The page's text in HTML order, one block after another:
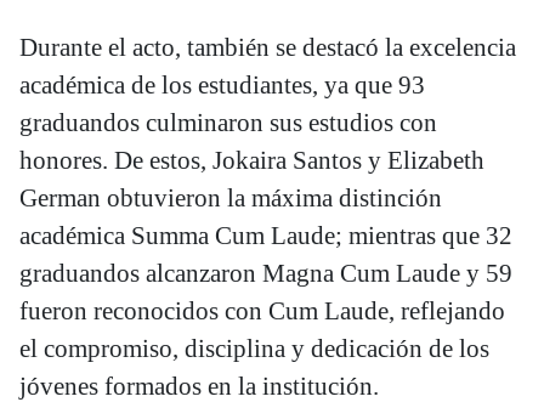
Durante el acto, también se destacó la excelencia
académica de los estudiantes, ya que 93
graduandos culminaron sus estudios con
honores. De estos, Jokaira Santos y Elizabeth
German obtuvieron la máxima distinción
académica Summa Cum Laude; mientras que 32
graduandos alcanzaron Magna Cum Laude y 59
fueron reconocidos con Cum Laude, reflejando
el compromiso, disciplina y dedicación de los
jóvenes formados en la institución.